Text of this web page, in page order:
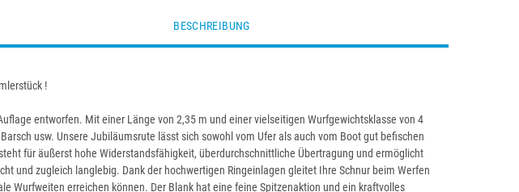
BESCHREIBUNG
!
entworfen. Mit einer Länge von 2,35 m und einer vielseitigen Wurfgewichtsklasse von 4
usw. Unsere Jubiläumsrute lässt sich sowohl vom Ufer als auch vom Boot gut befischen
für äußerst hohe Widerstandsfähigkeit, überdurchschnittliche Übertragung und ermöglicht
und zugleich langlebig. Dank der hochwertigen Ringeinlagen gleitet Ihre Schnur beim Werfen
Wurfweiten erreichen können. Der Blank hat eine feine Spitzenaktion und ein kraftvolles